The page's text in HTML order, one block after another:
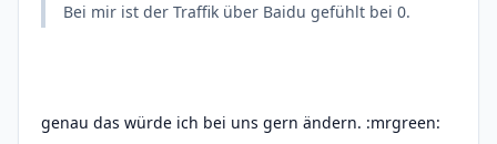
Bei mir ist der Traffik über Baidu gefühlt bei 0.
genau das würde ich bei uns gern ändern. :mrgreen: